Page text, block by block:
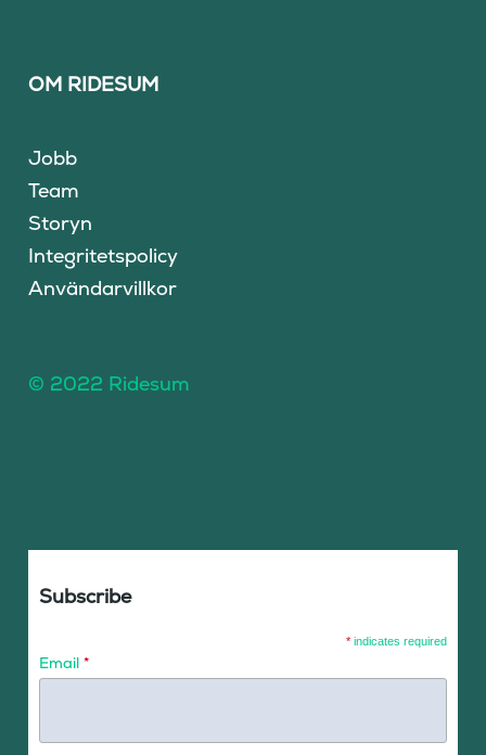
OM RIDESUM
Jobb
Team
Storyn
Integritetspolicy
Användarvillkor
© 2022 Ridesum
Subscribe
* indicates required
Email *